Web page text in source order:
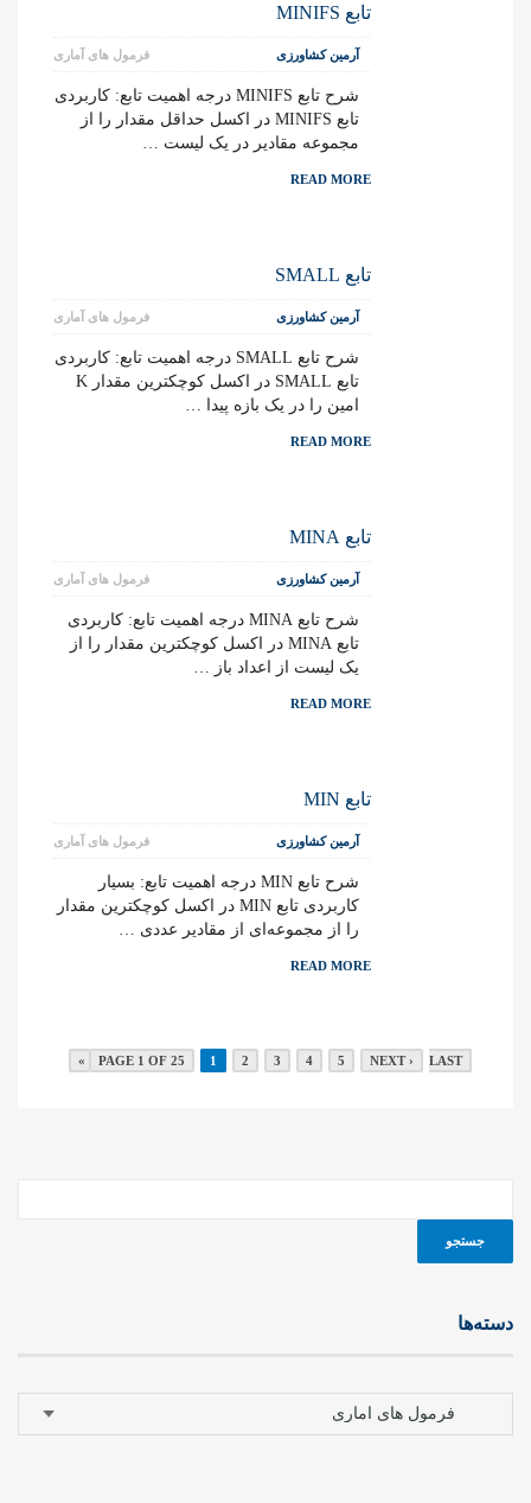
تابع MINIFS
فرمول های آماری آرمین کشاورزی
شرح تابع MINIFS درجه اهمیت تابع: کاربردی
تابع MINIFS در اکسل حداقل مقدار را از
مجموعه مقادیر در یک لیست …
READ MORE
تابع SMALL
فرمول های آماری آرمین کشاورزی
شرح تابع SMALL درجه اهمیت تابع: کاربردی
تابع SMALL در اکسل کوچکترین مقدار K
امین را در یک بازه پیدا …
READ MORE
تابع MINA
فرمول های آماری آرمین کشاورزی
شرح تابع MINA درجه اهمیت تابع: کاربردی
تابع MINA در اکسل کوچکترین مقدار را از
یک لیست از اعداد باز …
READ MORE
تابع MIN
فرمول های آماری آرمین کشاورزی
شرح تابع MIN درجه اهمیت تابع: بسیار
کاربردی تابع MIN در اکسل کوچکترین مقدار
را از مجموعه‌ای از مقادیر عددی …
READ MORE
PAGE 1 OF 25 1 2 3 4 5 NEXT › LAST »
دسته‌ها